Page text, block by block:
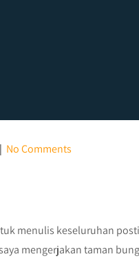
| No Comments
menulis keseluruhan
mengerjakan taman